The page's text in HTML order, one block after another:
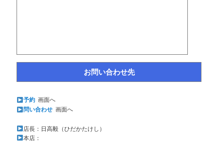
お問い合わせ先
予約画面へ
問い合わせ画面へ
店長：日高毅（ひだかたけし）
本店：